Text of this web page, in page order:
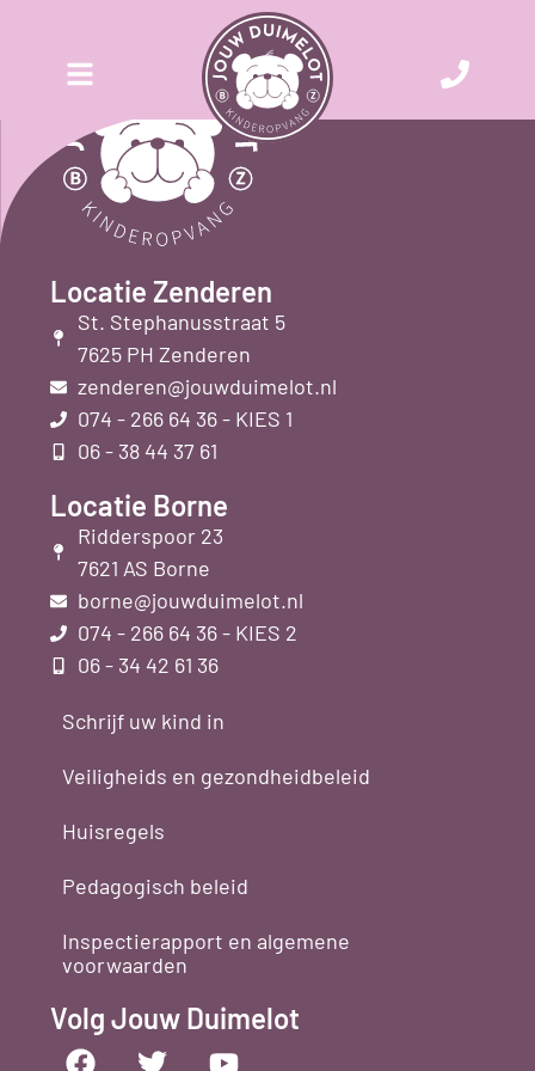
Locatie Zenderen
St. Stephanusstraat 5
7625 PH Zenderen
zenderen@jouwduimelot.nl
074 - 266 64 36 - KIES 1
06 - 38 44 37 61
Locatie Borne
Ridderspoor 23
7621 AS Borne
borne@jouwduimelot.nl
074 - 266 64 36 - KIES 2
06 - 34 42 61 36
Schrijf uw kind in
Veiligheids en gezondheidbeleid
Huisregels
Pedagogisch beleid
Inspectierapport en algemene
voorwaarden
Volg Jouw Duimelot